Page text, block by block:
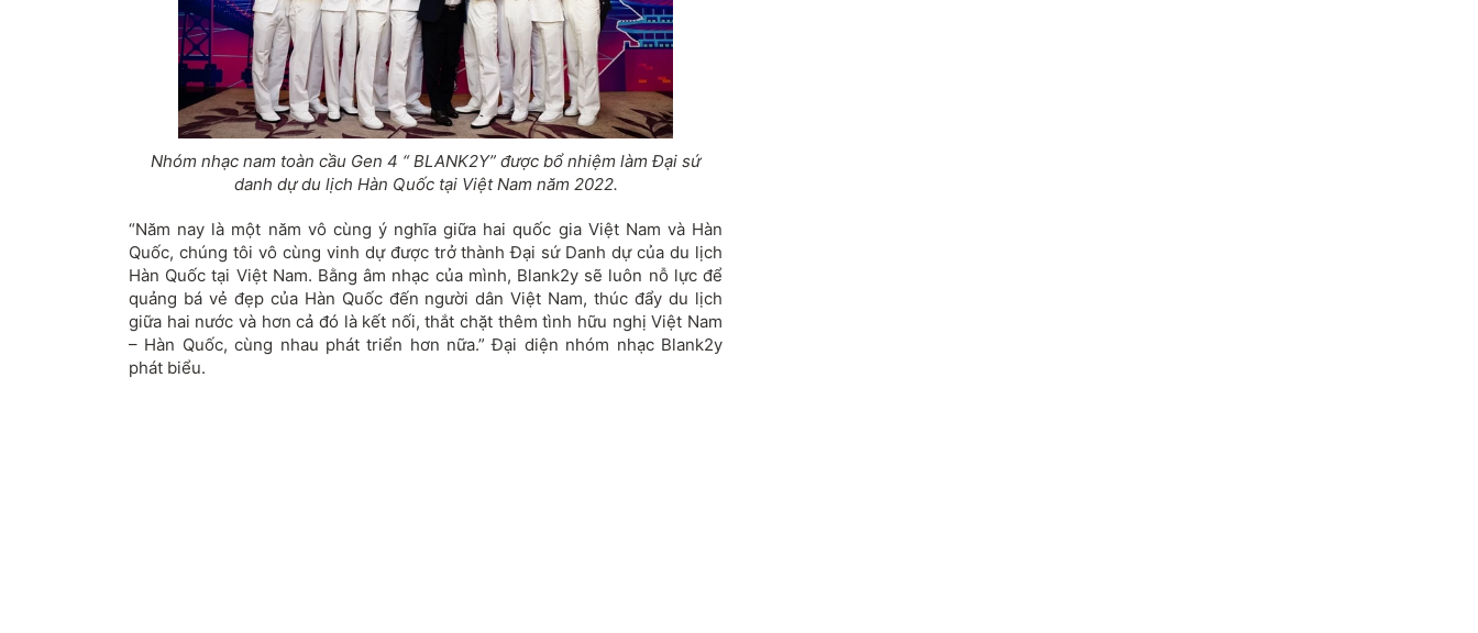
Nhóm nhạc nam toàn cầu Gen 4 “ BLANK2Y” được bổ nhiệm làm Đại sứ
danh dự du lịch Hàn Quốc tại Việt Nam năm 2022.
“Năm nay là một năm vô cùng ý nghĩa giữa hai quốc gia Việt Nam và Hàn
Quốc, chúng tôi vô cùng vinh dự được trở thành Đại sứ Danh dự của du lịch
Hàn Quốc tại Việt Nam. Bằng âm nhạc của mình, Blank2y sẽ luôn nỗ lực để
quảng bá vẻ đẹp của Hàn Quốc đến người dân Việt Nam, thúc đẩy du lịch
giữa hai nước và hơn cả đó là kết nối, thắt chặt thêm tình hữu nghị Việt Nam
– Hàn Quốc, cùng nhau phát triển hơn nữa.” Đại diện nhóm nhạc Blank2y
phát biểu.